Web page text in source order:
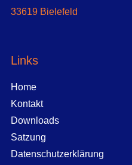
33619 Bielefeld
Links
Home
Kontakt
Downloads
Satzung
Datenschutzerklärung